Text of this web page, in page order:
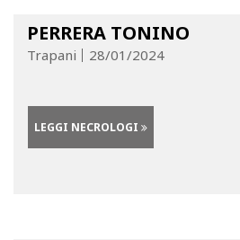
PERRERA TONINO
Trapani 28/01/2024
LEGGI NECROLOGI